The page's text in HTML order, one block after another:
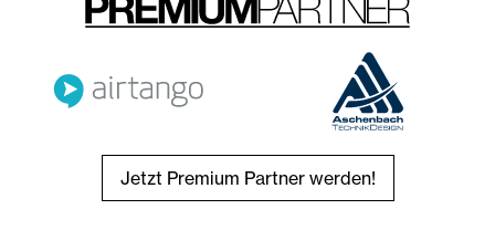
Jetzt Premium Partner werden!